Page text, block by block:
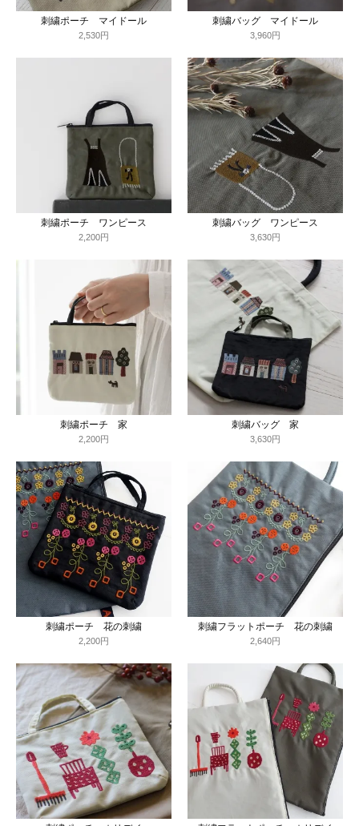
刺繍ポーチ マイドール
2,530円
刺繍バッグ マイドール
3,960円
刺繍ポーチ ワンピース
2,200円
刺繍バッグ ワンピース
3,630円
刺繍ポーチ 家
2,200円
刺繍バッグ 家
3,630円
刺繍ポーチ 花の刺繍
2,200円
刺繍フラットポーチ 花の刺繍
2,640円